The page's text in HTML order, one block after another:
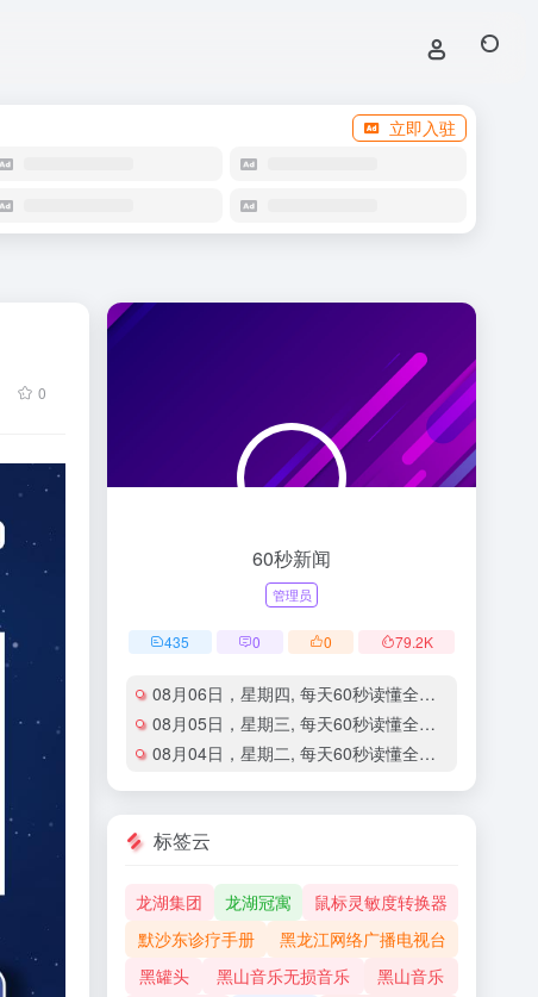
立即入驻
0
60秒新闻
管理员
435 0 0 79.2K
08月06日，星期四, 每天60秒读懂全世界！
08月05日，星期三, 每天60秒读懂全世界！
08月04日，星期二, 每天60秒读懂全世界！
标签云
龙湖集团 龙湖冠寓
鼠标灵敏度转换器
默沙东诊疗手册
黑龙江网络广播电视台
黑罐头
黑山音乐无损音乐
黑山音乐